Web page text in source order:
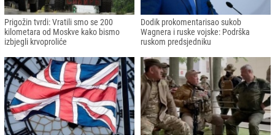
Prigožin tvrdi: Vratili smo se 200
kilometara od Moskve kako bismo
izbjegli krvoproliće
Dodik prokomentarisao sukob
Wagnera i ruske vojske: Podrška
ruskom predsjedniku